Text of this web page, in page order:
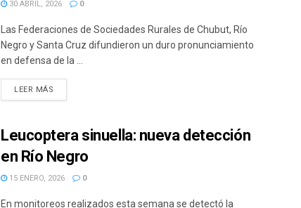
30 ABRIL, 2026 0
Las Federaciones de Sociedades Rurales de Chubut, Río
Negro y Santa Cruz difundieron un duro pronunciamiento
en defensa de la ...
LEER MÁS
Leucoptera sinuella: nueva detección
en Río Negro
15 ENERO, 2026 0
En monitoreos realizados esta semana se detectó la